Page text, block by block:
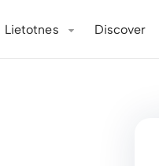
Lietotnes Discover